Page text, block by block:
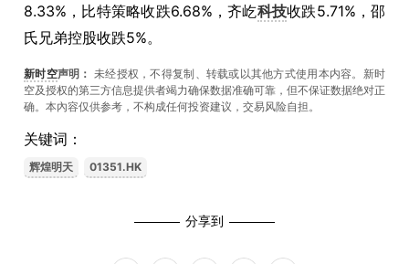
8.33%，比特策略收跌6.68%，齐屹科技收跌5.71%，邵
氏兄弟控股收跌5%。
新时空声明： 未经授权，不得复制、转载或以其他方式使用本内容。新时
空及授权的第三方信息提供者竭力确保数据准确可靠，但不保证数据绝对正
确。本內容仅供参考，不构成任何投资建议，交易风险自担。
关键词：
辉煌明天 01351.HK
分享到